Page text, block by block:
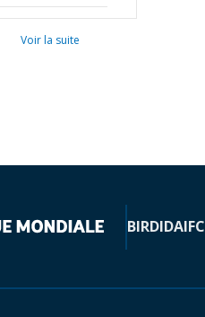
Voir la suite
BIRDIDAIFC